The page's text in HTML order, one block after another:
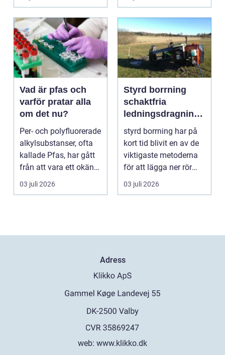
bloms...
Vad är pfas och
varför pratar alla
om det nu?
Per- och polyfluorerade
alkylsubstanser, ofta
kallade Pfas, har gått
från att vara ett okänt
kemiskt...
03 juli 2026
Styrd borrning
schaktfria
ledningsdragninga
r med hög
precision
styrd borrning har på
kort tid blivit en av de
viktigaste metoderna
för att lägga ner rör
och kablar...
03 juli 2026
Adress
web: www.klikko.dk